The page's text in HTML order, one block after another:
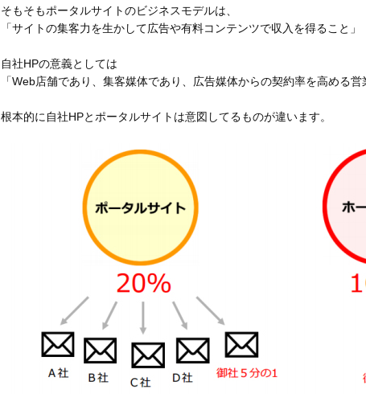
そもそもポータルサイトのビジネスモデルは、
「サイトの集客力を生かして広告や有料コンテンツで収入を得ること」
自社HPの意義としては
「Web店舗であり、集客媒体であり、広告媒体からの契約率を高める
根本的に自社HPとポータルサイトは意図してるものが違います。